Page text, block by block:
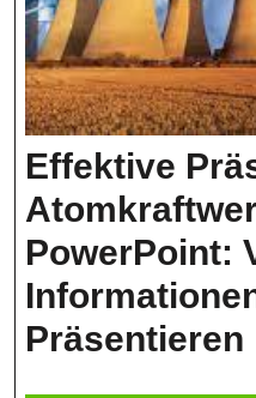
Effektive
PowerPoint:
Präsentieren